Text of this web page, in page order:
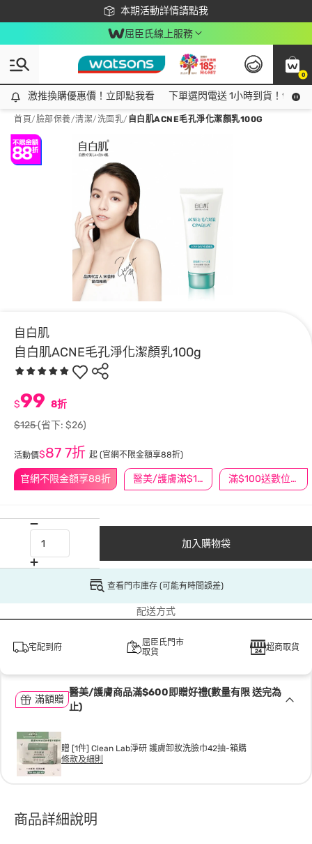
本期活動詳情請點我
下載app最高回饋$350
屈臣氏線上服務
0
激推換購優惠價！立即點我看
激推換購優惠價！立即點我看 下單選閃電送 1小時到貨！領神
首頁/臉部保養/清潔/洗面乳/ 自白肌ACNE毛孔淨化潔顏乳100G
自白肌
自白肌ACNE毛孔淨化潔顏乳100g
官網不限金額享88折 醫美/護膚滿$1200送$200 滿$100送數位印花
$99 8折
$125(省下: $26)
活動價$87 7折 起 (官網不限金額享88折)
加入購物袋
查看門市庫存 (可能有時間誤差)
配送方式
宅配到府
屈臣氏門市
取貨
超商取貨
滿額贈
醫美/護膚商品滿$600即贈好禮(數量有限 送完為
止)
贈 [1件] Clean Lab淨研 護膚卸妝洗臉巾42抽-箱購
條款及細則
商品詳細說明